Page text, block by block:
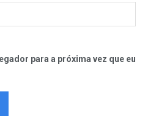
para a próxima vez que eu